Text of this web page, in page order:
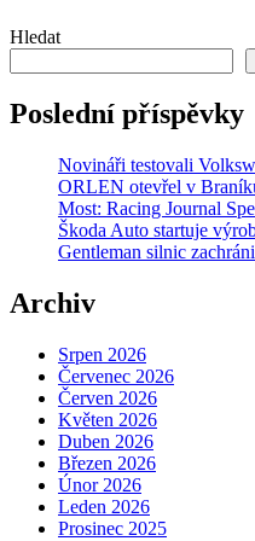
Skip
content
Hledat
Poslední příspěvky
Novináři testovali
ORLEN otevřel v
Most: Racing Journal
Škoda Auto startuje
Gentleman silnic
Archiv
Srpen 2026
Červenec 2026
Červen 2026
Květen 2026
Duben 2026
Březen 2026
Únor 2026
Leden 2026
Prosinec 2025